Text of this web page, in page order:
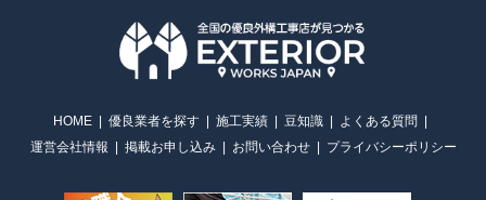
HOME 優良業者を探す 施工実績 豆知識
よくある質問
運営会社情報
掲載お申し込み お問い合わせ プライバシーポリシー